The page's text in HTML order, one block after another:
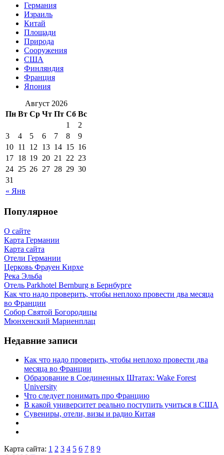
Германия
Израиль
Китай
Площади
Природа
Сооружения
США
Финляндия
Франция
Япония
Август 2026
Пн Вт Ср Чт Пт Сб Вс
« Янв
1
2
3
4 5 6 7 8
9
10 11 12 13 14 15 16
17 18 19 20 21 22 23
24 25 26 27 28 29 30
31
Популярное
О сайте
Карта Германии
Карта сайта
Отели Германии
Церковь Фрауен Кирхе
Река Эльба
Отель Parkhotel Bernburg в Бернбурге
Как что надо проверить, чтобы неплохо провести два месяца
во Франции
Собор Святой Богородицы
Мюнхенский Мариенплац
Недавние записи
Как что надо проверить, чтобы неплохо провести два
месяца во Франции
Образование в Соединенных Штатах: Wake Forest
University
Что следует понимать про Францию
В какой университет реально поступить учиться в США
Сувениры, отели, визы и радио Китая
Карта сайта: 1 2 3 4 5 6 7 8 9